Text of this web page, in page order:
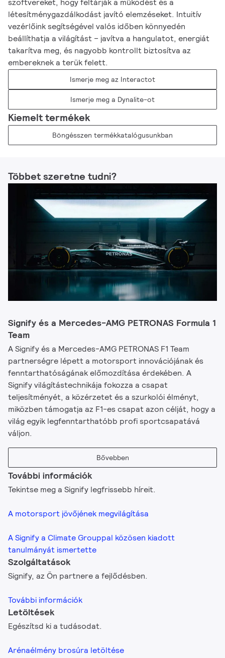
szoftvereket, hogy feltárják a működést és a
létesítménygazdálkodást javító elemzéseket. Intuitív
vezérlőink segítségével valós időben könnyedén
beállíthatja a világítást – javítva a hangulatot, energiát
takarítva meg, és nagyobb kontrollt biztosítva az
embereknek a terük felett.
Ismerje meg az Interactot
Ismerje meg a Dynalite-ot
Kiemelt termékek
Böngésszen termékkatalógusunkban​
Többet szeretne tudni?
Signify és a Mercedes-AMG PETRONAS Formula 1
Team
A Signify és a Mercedes-AMG PETRONAS F1 Team
partnerségre lépett a motorsport innovációjának és
fenntarthatóságának előmozdítása érdekében. A
Signify világítástechnikája fokozza a csapat
teljesítményét, a közérzetet és a szurkolói élményt,
miközben támogatja az F1-es csapat azon célját, hogy a
világ egyik legfenntarthatóbb profi sportcsapatává
váljon.
Bővebben
További információk
Tekintse meg a Signify legfrissebb híreit.
A motorsport jövőjének megvilágítása
A Signify a Climate Grouppal közösen kiadott
tanulmányát ismertette
Szolgáltatások
Signify, az Ön partnere a fejlődésben.
További információk
Letöltések
Egészítsd ki a tudásodat.
Arénaélmény brosúra letöltése